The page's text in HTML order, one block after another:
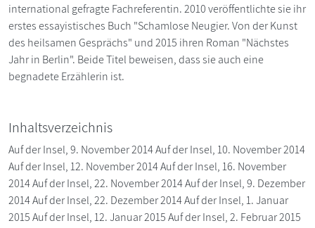
international gefragte Fachreferentin. 2010 veröffentlichte sie ihr
erstes essayistisches Buch "Schamlose Neugier. Von der Kunst
des heilsamen Gesprächs" und 2015 ihren Roman "Nächstes
Jahr in Berlin". Beide Titel beweisen, dass sie auch eine
begnadete Erzählerin ist.
Inhaltsverzeichnis
Auf der Insel, 9. November 2014 Auf der Insel, 10. November 2014
Auf der Insel, 12. November 2014 Auf der Insel, 16. November
2014 Auf der Insel, 22. November 2014 Auf der Insel, 9. Dezember
2014 Auf der Insel, 22. Dezember 2014 Auf der Insel, 1. Januar
2015 Auf der Insel, 12. Januar 2015 Auf der Insel, 2. Februar 2015